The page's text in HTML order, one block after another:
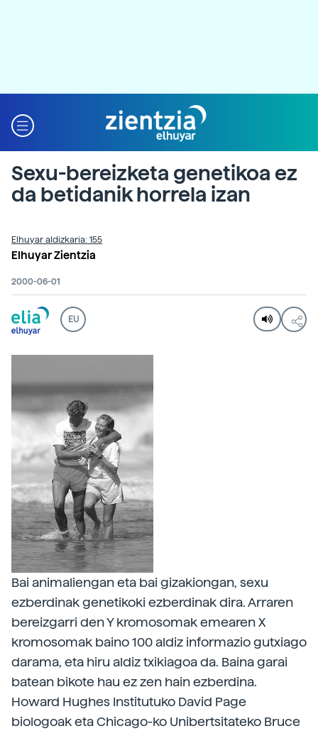
Sexu-bereizketa genetikoa ez
da betidanik horrela izan
Elhuyar aldizkaria: 155
Elhuyar Zientzia
2000-06-01
EU
Bai animaliengan eta bai gizakiongan, sexu
ezberdinak genetikoki ezberdinak dira. Arraren
bereizgarri den Y kromosomak emearen X
kromosomak baino 100 aldiz informazio gutxiago
darama, eta hiru aldiz txikiagoa da. Baina garai
batean bikote hau ez zen hain ezberdina.
Howard Hughes Institutuko David Page
biologoak eta Chicago-ko Unibertsitateko Bruce